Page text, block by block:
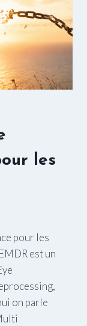
les
pour les
est un
on parle